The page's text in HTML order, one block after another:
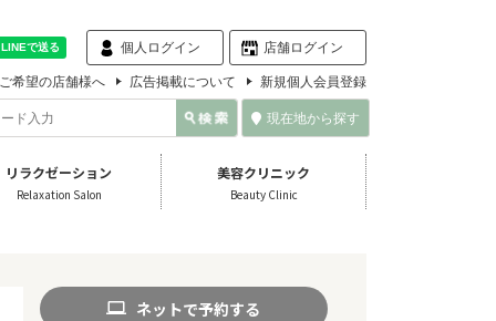
個人ログイン 店舗ログイン
希望の店舗様へ 広告掲載について 新規個人会員登録
現在地から探す
リラクゼーション
Relaxation Salon
美容クリニック
Beauty Clinic
ネットで予約する